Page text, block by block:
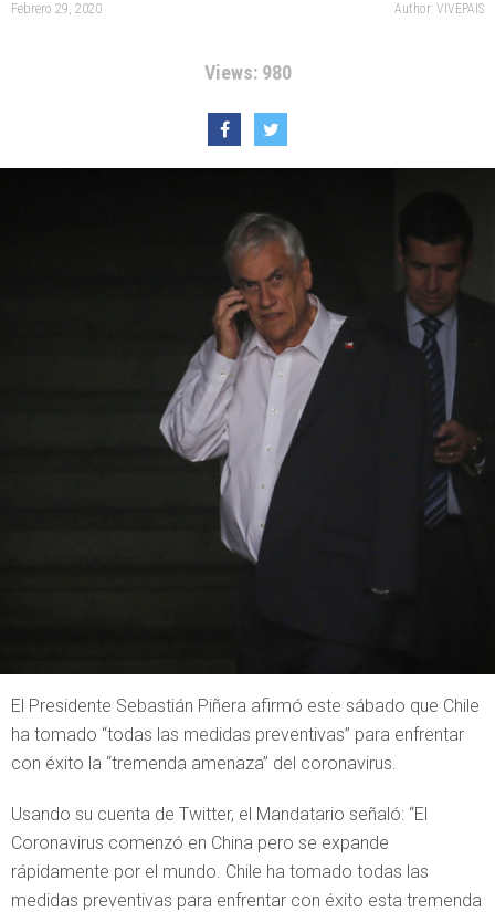
Febrero 29, 2020 Author: VIVEPAIS
Views: 980
El Presidente Sebastián Piñera afirmó este sábado que Chile
ha tomado “todas las medidas preventivas” para enfrentar
con éxito la “tremenda amenaza” del coronavirus.
Usando su cuenta de Twitter, el Mandatario señaló: “El
Coronavirus comenzó en China pero se expande
rápidamente por el mundo. Chile ha tomado todas las
medidas preventivas para enfrentar con éxito esta tremenda